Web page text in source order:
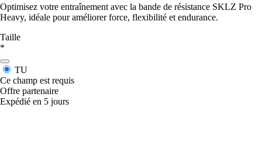
Optimisez votre entraînement avec la bande de résistance SKLZ Pro
Heavy, idéale pour améliorer force, flexibilité et endurance.
Taille
*
TU
Ce champ est requis
Offre partenaire
Expédié en 5 jours